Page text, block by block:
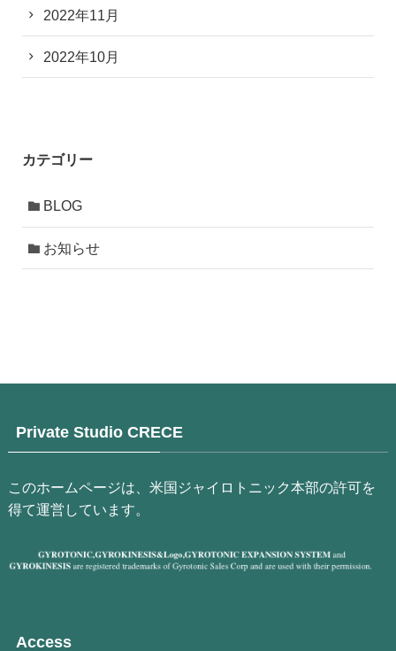
2022年11月
2022年10月
カテゴリー
BLOG
お知らせ
Private Studio CRECE
このホームページは、米国ジャイロトニック本部の許可を
得て運営しています。
Access